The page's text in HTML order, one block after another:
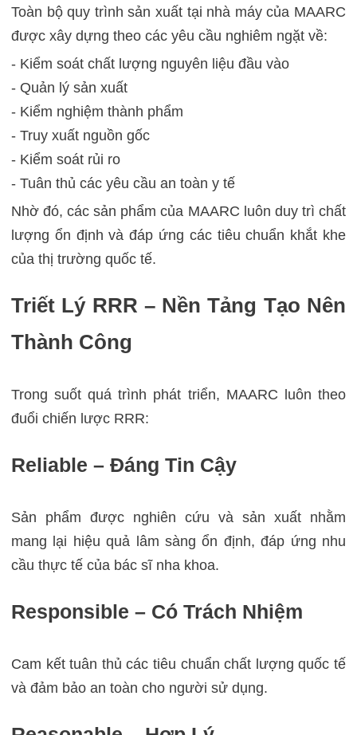
Toàn bộ quy trình sản xuất tại nhà máy của MAARC
được xây dựng theo các yêu cầu nghiêm ngặt về:
- Kiểm soát chất lượng nguyên liệu đầu vào
- Quản lý sản xuất
- Kiểm nghiệm thành phẩm
- Truy xuất nguồn gốc
- Kiểm soát rủi ro
- Tuân thủ các yêu cầu an toàn y tế
Nhờ đó, các sản phẩm của MAARC luôn duy trì chất
lượng ổn định và đáp ứng các tiêu chuẩn khắt khe
của thị trường quốc tế.
Triết Lý RRR – Nền Tảng Tạo Nên
Thành Công
Trong suốt quá trình phát triển, MAARC luôn theo
đuổi chiến lược RRR:
Reliable – Đáng Tin Cậy
Sản phẩm được nghiên cứu và sản xuất nhằm
mang lại hiệu quả lâm sàng ổn định, đáp ứng nhu
cầu thực tế của bác sĩ nha khoa.
Responsible – Có Trách Nhiệm
Cam kết tuân thủ các tiêu chuẩn chất lượng quốc tế
và đảm bảo an toàn cho người sử dụng.